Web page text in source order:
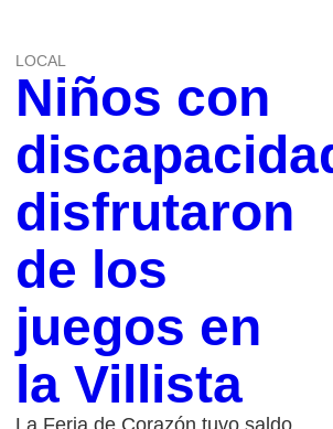
LOCAL
Niños con
disfrutaron
de los
juegos en
la Villista